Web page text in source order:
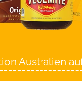
Australien